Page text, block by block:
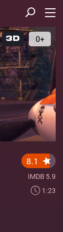
0+
8.1
IMDB 5.9
1:23